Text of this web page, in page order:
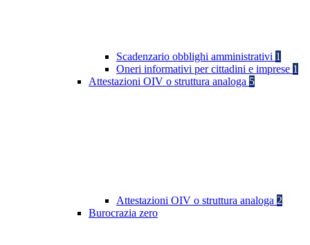
Scadenzario obblighi amministrativi 1
Oneri informativi per cittadini e imprese 1
Attestazioni OIV o struttura analoga 5
Attestazioni OIV o struttura analoga 2
Burocrazia zero